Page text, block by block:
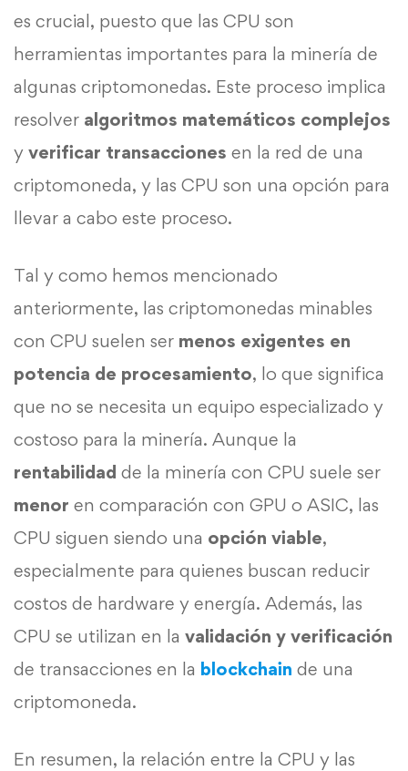
es crucial, puesto que las CPU son
herramientas importantes para la minería de
algunas criptomonedas. Este proceso implica
resolver algoritmos matemáticos complejos
y verificar transacciones en la red de una
criptomoneda, y las CPU son una opción para
llevar a cabo este proceso.
Tal y como hemos mencionado
anteriormente, las criptomonedas minables
con CPU suelen ser menos exigentes en
potencia de procesamiento, lo que significa
que no se necesita un equipo especializado y
costoso para la minería. Aunque la
rentabilidad de la minería con CPU suele ser
menor en comparación con GPU o ASIC, las
CPU siguen siendo una opción viable,
especialmente para quienes buscan reducir
costos de hardware y energía. Además, las
CPU se utilizan en la validación y verificación
de transacciones en la blockchain de una
criptomoneda.
En resumen, la relación entre la CPU y las